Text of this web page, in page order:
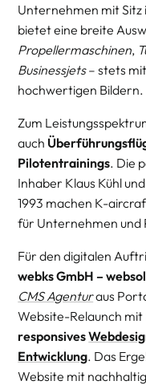
Unternehmen mit Sitz
bietet eine breite
Propellermaschinen,
Businessjets– stets
hochwertigen Bildern.
Zum
auch
Pilotentrainings. Die
Inhaber Klaus Kühl
1993 machen K-
für Unternehmen und
Für den digitalen
webks GmbH –
CMS Agenturaus
Website-Relaunch
responsives
Entwicklung. Das
Website mit